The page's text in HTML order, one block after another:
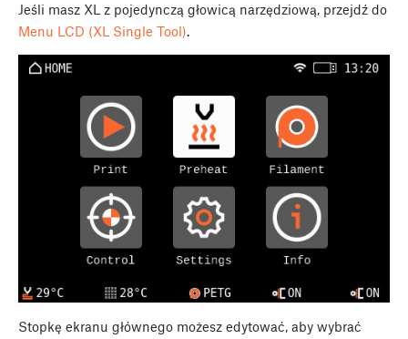
Jeśli masz XL z pojedynczą głowicą narzędziową, przejdź do
Menu LCD (XL Single Tool).
Stopkę ekranu głównego możesz edytować, aby wybrać